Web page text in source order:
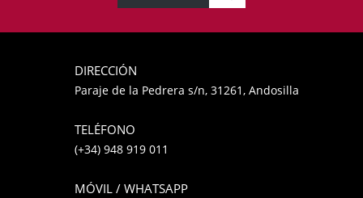
DIRECCIÓN
Paraje de la Pedrera s/n, 31261, Andosilla
TELÉFONO
(+34) 948 919 011
MÓVIL / WHATSAPP